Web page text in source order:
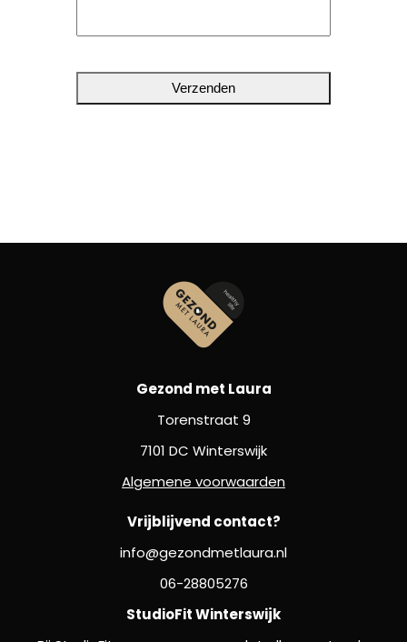
Gezond met Laura
Torenstraat 9
7101 DC Winterswijk
Algemene voorwaarden
Vrijblijvend contact?
info@gezondmetlaura.nl
06-28805276
StudioFit Winterswijk